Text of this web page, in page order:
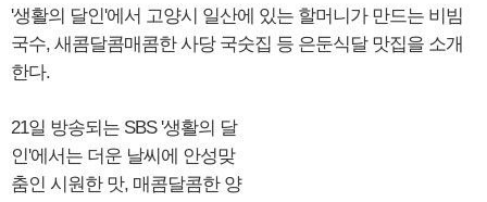
'생활의 달인'에서 고양시 일산에 있는 할머니가 만드는 비빔
국수, 새콤달콤매콤한 사당 국숫집 등 은둔식달 맛집을 소개
한다.
21일 방송되는 SBS '생활의 달
인'에서는 더운 날씨에 안성맞
춤인 시원한 맛, 매콤달콤한 양